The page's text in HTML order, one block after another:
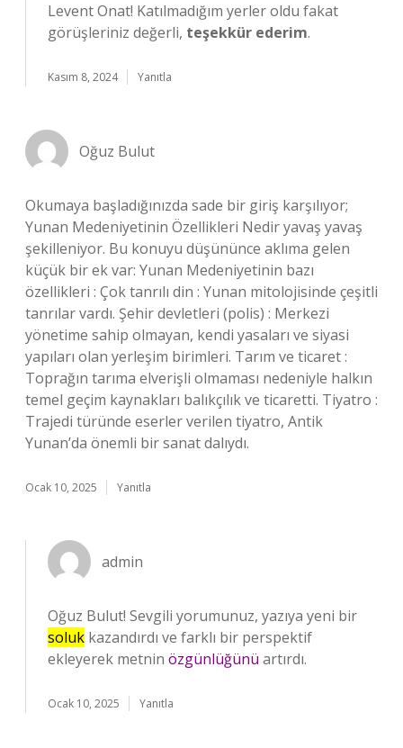
Levent Onat! Katılmadığım yerler oldu fakat
görüşleriniz değerli, teşekkür ederim.
Kasım 8, 2024 Yanıtla
Oğuz Bulut
Okumaya başladığınızda sade bir giriş karşılıyor;
Yunan Medeniyetinin Özellikleri Nedir yavaş yavaş
şekilleniyor. Bu konuyu düşününce aklıma gelen
küçük bir ek var: Yunan Medeniyetinin bazı
özellikleri : Çok tanrılı din : Yunan mitolojisinde çeşitli
tanrılar vardı. Şehir devletleri (polis) : Merkezi
yönetime sahip olmayan, kendi yasaları ve siyasi
yapıları olan yerleşim birimleri. Tarım ve ticaret :
Toprağın tarıma elverişli olmaması nedeniyle halkın
temel geçim kaynakları balıkçılık ve ticaretti. Tiyatro :
Trajedi türünde eserler verilen tiyatro, Antik
Yunan’da önemli bir sanat dalıydı.
Ocak 10, 2025 Yanıtla
admin
Oğuz Bulut! Sevgili yorumunuz, yazıya yeni bir
soluk kazandırdı ve farklı bir perspektif
ekleyerek metnin özgünlüğünü artırdı.
Ocak 10, 2025 Yanıtla